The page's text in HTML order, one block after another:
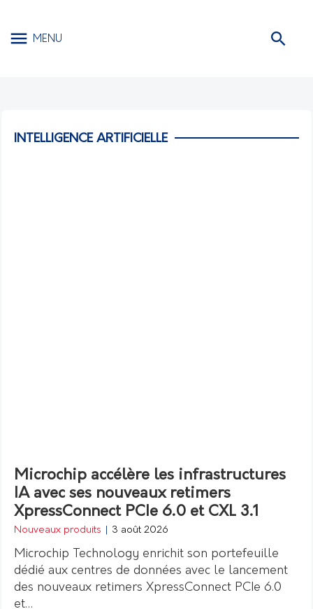
MENU
INTELLIGENCE ARTIFICIELLE
Microchip accélère les infrastructures
IA avec ses nouveaux retimers
XpressConnect PCIe 6.0 et CXL 3.1
Nouveaux produits 3 août 2026
Microchip Technology enrichit son portefeuille
dédié aux centres de données avec le lancement
des nouveaux retimers XpressConnect PCIe 6.0
et…